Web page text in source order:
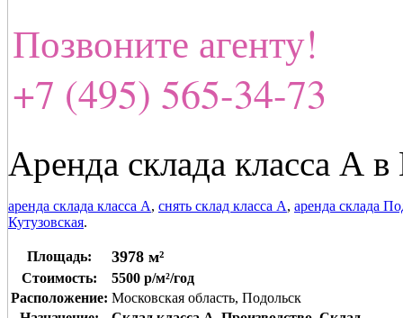
Позвоните агенту!
+7 (495) 565-34-73
Аренда склада класса А в
аренда склада класса А, снять склад класса А, аренда склада
Кутузовская.
Площадь: 3978 м²
Стоимость:
5500 р/м²/год
Расположение: Московская область, Подольск